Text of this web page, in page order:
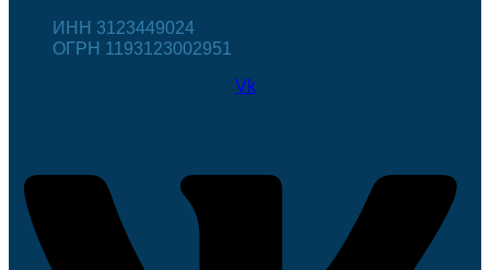
ИНН 3123449024
ОГРН 1193123002951
Vk